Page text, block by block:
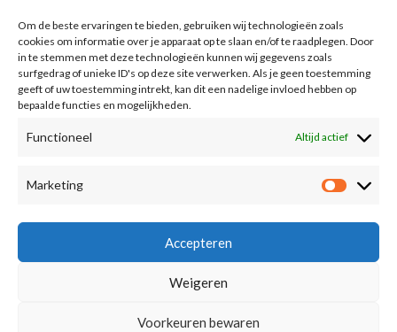
Om de beste ervaringen te bieden, gebruiken wij technologieën zoals
cookies om informatie over je apparaat op te slaan en/of te raadplegen. Door
in te stemmen met deze technologieën kunnen wij gegevens zoals
surfgedrag of unieke ID's op deze site verwerken. Als je geen toestemming
geeft of uw toestemming intrekt, kan dit een nadelige invloed hebben op
bepaalde functies en mogelijkheden.
Functioneel Altijd actief
Marketing
Accepteren
Weigeren
Voorkeuren bewaren
Information
Advertising